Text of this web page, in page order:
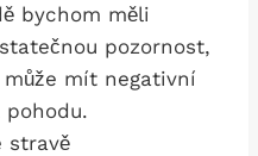
bychom měli
pozornost,
mít negativní